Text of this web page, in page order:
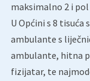
maksimalno 2 i pol
U Općini s 8
ambulante s
ambulante, hitna
fizijatar, te